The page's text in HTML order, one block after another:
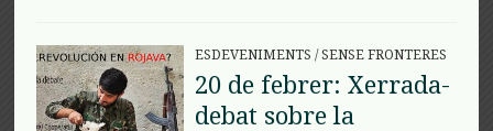
ESDEVENIMENTS /SENSE FRONTERES
20 de febrer: Xerrada-
debat sobre la